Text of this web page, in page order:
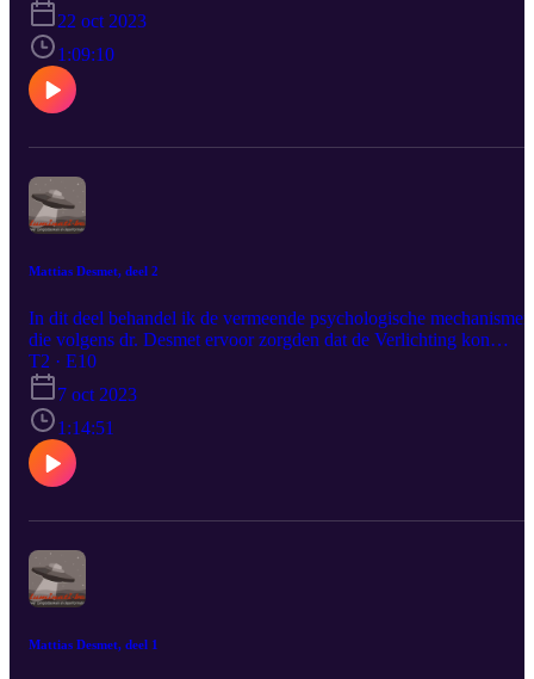
22 oct 2023
1:09:10
Mattias Desmet, deel 2
In dit deel behandel ik de vermeende psychologische mechanismen
die volgens dr. Desmet ervoor zorgden dat de Verlichting kon
uitmonden in de totalitarisering van vooral de westerse
maatschappij. Tegelijkertijd kijk ik naar de academische integriteit
van Mattias Desmet.
T2 · E10
7 oct 2023
1:14:51
Mattias Desmet, deel 1